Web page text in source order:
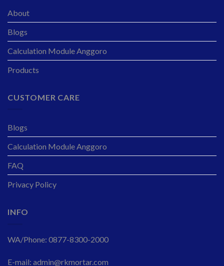
About
Blogs
Calculation Module Anggoro
Products
CUSTOMER CARE
Blogs
Calculation Module Anggoro
FAQ
Privacy Policy
INFO
WA/Phone: 0877-8300-2000
E-mail: admin@rkmortar.com